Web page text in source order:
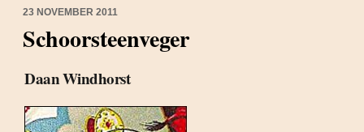
23 NOVEMBER 2011
Schoorsteenveger
Daan Windhorst